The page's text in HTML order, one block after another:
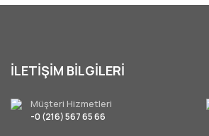
İLETİŞİM BİLGİLERİ
Müşteri Hizmetleri
-0 (216) 567 65 66